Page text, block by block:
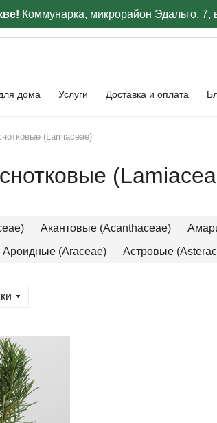
Коммунарка, микрорайон Эдальго, 7,
дома Услуги Доставка и оплата
(Lamiaceae)
Акантовые (Acanthaceae)
Ароидные (Araceae) Астровые